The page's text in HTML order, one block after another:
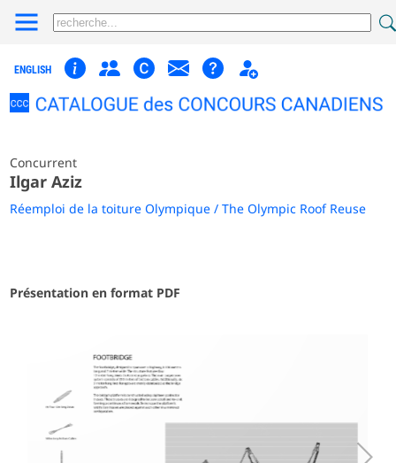
ENGLISH
Concurrent
Ilgar Aziz
Réemploi de la toiture Olympique / The Olympic Roof Reuse
Présentation en format PDF